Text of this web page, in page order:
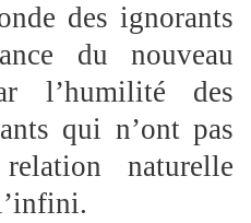
des ignorants
du nouveau
l’humilité des
qui n’ont pas
naturelle